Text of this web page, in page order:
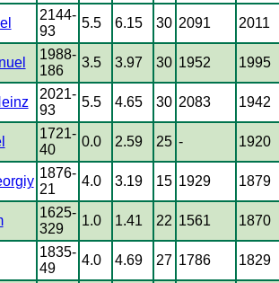
2144-
93
5.5 6.15 30 2091 2011
1988-
186
3.5 3.97 30 1952 1995
2021-
93
5.5 4.65 30 2083 1942
1721-
40
0.0 2.59 25 - 1920
1876-
21
4.0 3.19 15 1929 1879
1625-
329
1.0 1.41 22 1561 1870
1835-
49
4.0 4.69 27 1786 1829